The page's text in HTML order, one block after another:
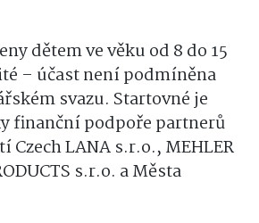
dětem ve věku od 8 do 15
– účast není podmíněna
svazu. Startovné je
finanční podpoře partnerů
Czech LANA s.r.o., MEHLER
s.r.o. a Města